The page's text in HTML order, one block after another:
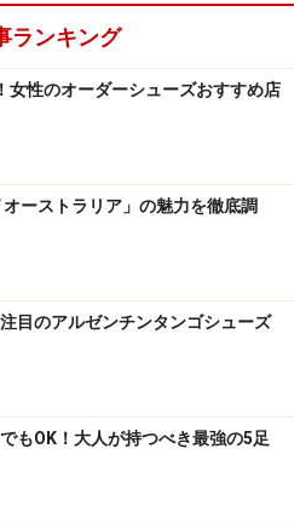
ランキング
女性のオーダーシューズおすすめ店
ーストラリア」の魅力を徹底調
目のアルゼンチンタンゴシューズ
もOK！大人が持つべき最強の5足